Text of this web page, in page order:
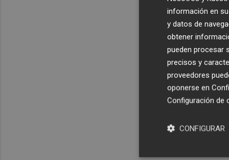
información en
y datos de
obtener
pueden procesar
precisos y
proveedores
oponerse en
Configuración de
CONFIGURAR